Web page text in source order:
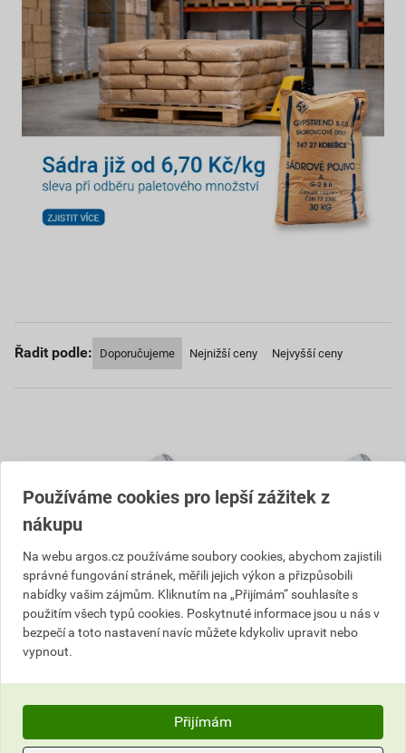
Řadit podle: Doporučujeme Nejnižší ceny Nejvyšší ceny
Úchyt kabelu GREENLUX
UMPPH-2 (100ks/sada)
98,01 Kč
Můžete mít 21.08. v prodejně
Úchyt kabelu GREENLUX
UMPPH-3 (100ks/sada)
Skladem u dodavatele
Můžete mít 21.08. v prodejně
Používáme cookies pro lepší zážitek z
nákupu
Na webu argos.cz používáme soubory cookies, abychom zajistili
správné fungování stránek, měřili jejich výkon a přizpůsobili
nabídky vašim zájmům. Kliknutím na „Přijímám“ souhlasíte s
použitím všech typů cookies. Poskytnuté informace jsou u nás v
bezpečí a toto nastavení navíc můžete kdykoliv upravit nebo
vypnout.
Přijímám